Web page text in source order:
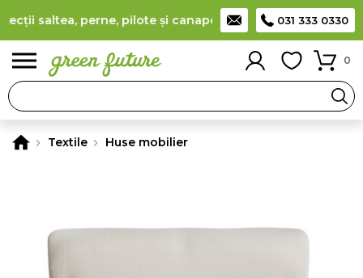
saltea, perne, pilote și canapele( detalii Producător
031 333 0330
0
Textile Huse mobilier